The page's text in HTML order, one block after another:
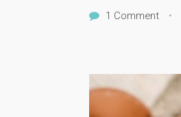
1 Comment •